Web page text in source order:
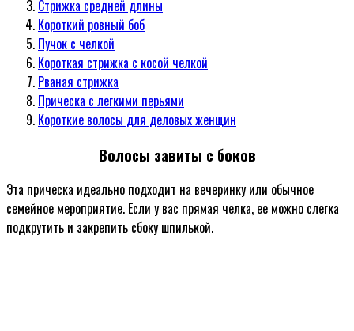
Стрижка средней длины
Короткий ровный боб
Пучок с челкой
Короткая стрижка с косой челкой
Рваная стрижка
Прическа с легкими перьями
Короткие волосы для деловых женщин
Волосы завиты с боков
Эта прическа идеально подходит на вечеринку или обычное
семейное мероприятие. Если у вас прямая челка, ее можно слегка
подкрутить и закрепить сбоку шпилькой.